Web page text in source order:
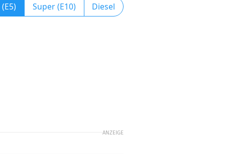
Super (E10) Diesel
ANZEIGE